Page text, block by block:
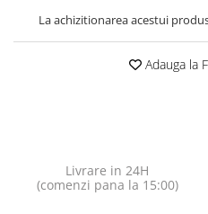
La achizitionarea acestui
Adauga la
Livrare in 24H
(comenzi pana la 15:00)